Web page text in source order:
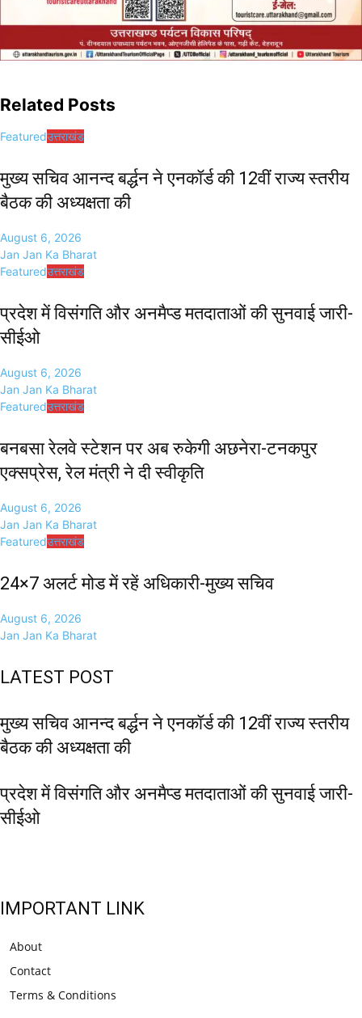
Related Posts
Featuredउत्तराखंड
मुख्य सचिव आनन्द बर्द्धन ने एनकॉर्ड की 12वीं राज्य स्तरीय
बैठक की अध्यक्षता की
August 6, 2026
Jan Jan Ka Bharat
Featuredउत्तराखंड
प्रदेश में विसंगति और अनमैप्ड मतदाताओं की सुनवाई जारी-
सीईओ
August 6, 2026
Jan Jan Ka Bharat
Featuredउत्तराखंड
बनबसा रेलवे स्टेशन पर अब रुकेगी अछनेरा-टनकपुर
एक्सप्रेस, रेल मंत्री ने दी स्वीकृति
August 6, 2026
Jan Jan Ka Bharat
Featuredउत्तराखंड
24×7 अलर्ट मोड में रहें अधिकारी-मुख्य सचिव
August 6, 2026
Jan Jan Ka Bharat
LATEST POST
मुख्य सचिव आनन्द बर्द्धन ने एनकॉर्ड की 12वीं राज्य स्तरीय
बैठक की अध्यक्षता की
प्रदेश में विसंगति और अनमैप्ड मतदाताओं की सुनवाई जारी-
सीईओ
IMPORTANT LINK
About
Contact
Terms & Conditions